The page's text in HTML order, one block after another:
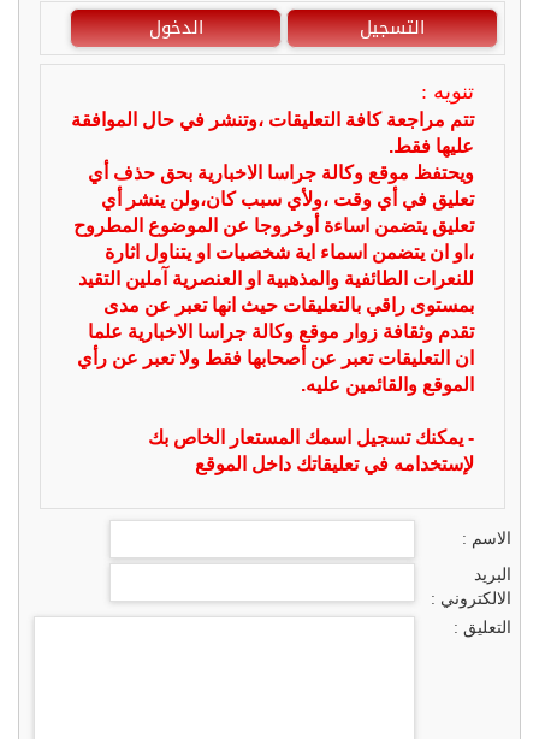
التسجيل الدخول
تنويه :
تتم مراجعة كافة التعليقات ،وتنشر في حال الموافقة
عليها فقط.
ويحتفظ موقع وكالة جراسا الاخبارية بحق حذف أي
تعليق في أي وقت ،ولأي سبب كان،ولن ينشر أي
تعليق يتضمن اساءة أوخروجا عن الموضوع المطروح
،او ان يتضمن اسماء اية شخصيات او يتناول اثارة
للنعرات الطائفية والمذهبية او العنصرية آملين التقيد
بمستوى راقي بالتعليقات حيث انها تعبر عن مدى
تقدم وثقافة زوار موقع وكالة جراسا الاخبارية علما
ان التعليقات تعبر عن أصحابها فقط ولا تعبر عن رأي
الموقع والقائمين عليه.
- يمكنك تسجيل اسمك المستعار الخاص بك
لإستخدامه في تعليقاتك داخل الموقع
الاسم :
البريد
الالكتروني :
التعليق :